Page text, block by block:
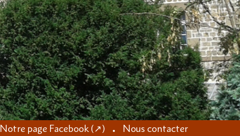
Notre page Facebook (↗) Nous contacter